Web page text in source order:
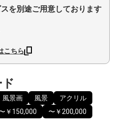
を別途ご用意しております
こちら
風景画 風景
アクリル
￥150,000 〜￥200,000